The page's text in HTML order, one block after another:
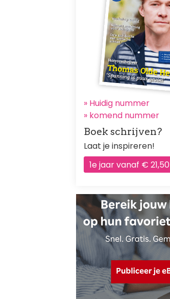
» Huidig nummer
» komend nummer
Boek schrijven?
Laat je inspireren!
1e jaar vanaf € 21,50